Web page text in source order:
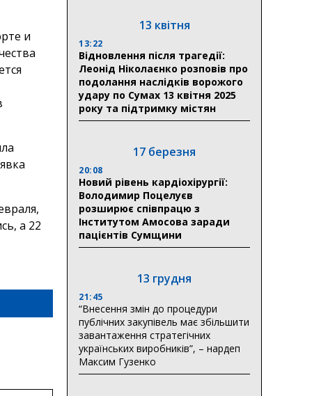
и
а 22
13 квітня
13:22
Відновлення після трагедії:
Леонід Ніколаєнко розповів про
подолання наслідків ворожого
удару по Сумах 13 квітня 2025
року та підтримку містян
17 березня
20:08
Новий рівень кардіохірургії:
Володимир Поцелуєв
розширює співпрацю з
Інститутом Амосова заради
пацієнтів Сумщини
13 грудня
21:45
“Внесення змін до процедури
публічних закупівель має збільшити
завантаження стратегічних
українських виробників”, – нардеп
Максим Гузенко